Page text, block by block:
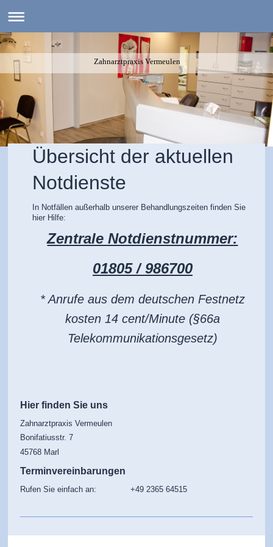
Zahnarztpraxis Vermeulen
Übersicht der aktuellen
Notdienste
In Notfällen außerhalb unserer Behandlungszeiten finden Sie
hier Hilfe:
Zentrale Notdienstnummer:
01805 / 986700
* Anrufe aus dem deutschen Festnetz
kosten 14 cent/Minute (§66a
Telekommunikationsgesetz)
Hier finden Sie uns
Zahnarztpraxis Vermeulen
Bonifatiusstr. 7
45768 Marl
Terminvereinbarungen
Rufen Sie einfach an: +49 2365 64515